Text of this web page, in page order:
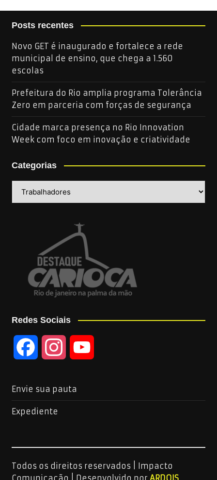
Posts recentes
Novo GET é inaugurado e fortalece a rede
municipal de ensino, que chega a 1.560
escolas
Prefeitura do Rio amplia programa Tolerância
Zero em parceria com forças de segurança
Cidade marca presença no Rio Innovation
Week com foco em inovação e criatividade
Categorias
Redes Sociais
o g b
Envie sua pauta
Expediente
Todos os direitos reservados | Impacto
Comunicação |
Desenvolvido por ARDOIS